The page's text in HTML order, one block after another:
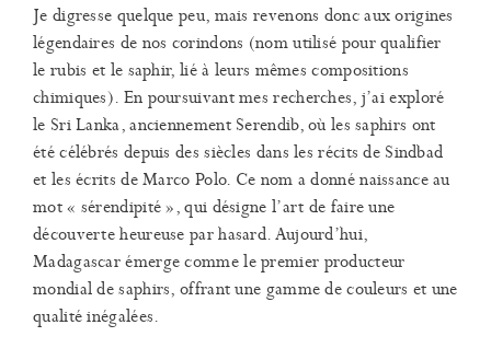
Je digresse quelque peu, mais revenons donc aux origines
légendaires de nos corindons (nom utilisé pour qualifier
le rubis et le saphir, lié à leurs mêmes compositions
chimiques). En poursuivant mes recherches, j’ai exploré
le Sri Lanka, anciennement Serendib, où les saphirs ont
été célébrés depuis des siècles dans les récits de Sindbad
et les écrits de Marco Polo. Ce nom a donné naissance au
mot « sérendipité », qui désigne l’art de faire une
découverte heureuse par hasard. Aujourd’hui,
Madagascar émerge comme le premier producteur
mondial de saphirs, offrant une gamme de couleurs et une
qualité inégalées.